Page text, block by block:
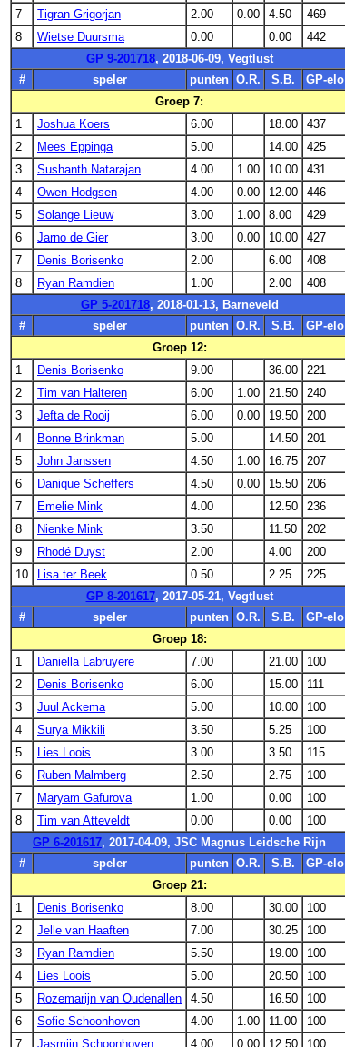
7
Tigran Grigorjan 2.00 0.00 4.50
469
8
Wietse Duursma 0.00 0.00
442
GP 9-201718, 2018-06-09, Vegtlust
#
speler punten O.R. S.B.
GP-elo
Groep 7:
1
Joshua Koers 6.00 18.00
437
2
Mees Eppinga 5.00 14.00
425
3
Sushanth Natarajan 4.00 1.00 10.00
431
4
Owen Hodgsen 4.00 0.00 12.00
446
5
Solange Lieuw 3.00 1.00 8.00
429
6
Jarno de Gier 3.00 0.00 10.00
427
7
Denis Borisenko 2.00 6.00
408
8
Ryan Ramdien 1.00 2.00
408
GP 5-201718, 2018-01-13, Barneveld
#
speler punten O.R. S.B.
GP-elo
Groep 12:
1
Denis Borisenko 9.00 36.00
221
2
Tim van Halteren 6.00 1.00 21.50
240
3
Jefta de Rooij 6.00 0.00 19.50
200
4
Bonne Brinkman 5.00 14.50
201
5
John Janssen 4.50 1.00 16.75
207
6
Danique Scheffers 4.50 0.00 15.50
206
7
Emelie Mink 4.00 12.50
236
8
Nienke Mink 3.50 11.50
202
9
Rhodé Duyst 2.00 4.00
200
10
Lisa ter Beek 0.50 2.25
225
GP 8-201617, 2017-05-21, Vegtlust
#
speler punten O.R. S.B.
GP-elo
Groep 18:
1
Daniella Labruyere 7.00 21.00
100
2
Denis Borisenko 6.00 15.00
111
3
Juul Ackema 5.00 10.00
100
4
Surya Mikkili 3.50 5.25
100
5
Lies Loois 3.00 3.50
115
6
Ruben Malmberg 2.50 2.75
100
7
Maryam Gafurova 1.00 0.00
100
8
Tim van Atteveldt 0.00 0.00
100
GP 6-201617, 2017-04-09, JSC Magnus Leidsche Rijn
#
speler punten O.R. S.B.
GP-elo
Groep 21:
1
Denis Borisenko 8.00 30.00
100
2
Jelle van Haaften 7.00 30.25
100
3
Ryan Ramdien 5.50 19.00
100
4
Lies Loois 5.00 20.50
100
5
Rozemarijn van Oudenallen 4.50 16.50
100
6
Sofie Schoonhoven 4.00 1.00 11.00
100
7
Jasmijn Schoonhoven 4.00 0.00 12.50 100